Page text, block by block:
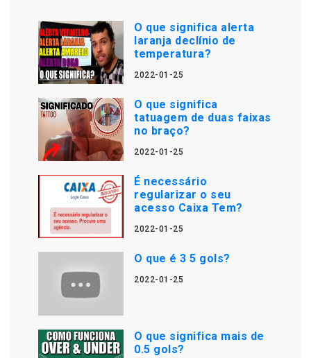
O que significa alerta
laranja declínio de
temperatura?
2022-01-25
O que significa
tatuagem de duas faixas
no braço?
2022-01-25
É necessário
regularizar o seu
acesso Caixa Tem?
2022-01-25
O que é 3 5 gols?
2022-01-25
O que significa mais de
0.5 gols?